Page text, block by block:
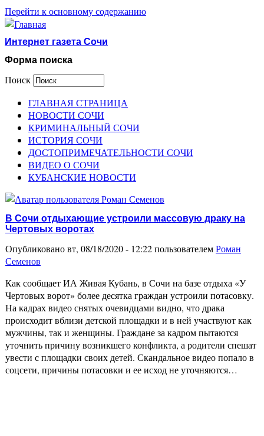
Перейти к основному содержанию
Интернет газета Сочи
Форма поиска
Поиск
ГЛАВНАЯ СТРАНИЦА
НОВОСТИ СОЧИ
КРИМИНАЛЬНЫЙ СОЧИ
ИСТОРИЯ СОЧИ
ДОСТОПРИМЕЧАТЕЛЬНОСТИ СОЧИ
ВИДЕО О СОЧИ
КУБАНСКИЕ НОВОСТИ
В Сочи отдыхающие устроили массовую драку на
Чертовых воротах
Опубликовано вт, 08/18/2020 - 12:22 пользователемРоман
Семенов
Как сообщает ИА Живая Кубань, в Сочи на базе отдыха «У
Чертовых ворот» более десятка граждан устроили потасовку.
На кадрах видео снятых очевидцами видно, что драка
происходит вблизи детской площадки и в ней участвуют как
мужчины, так и женщины. Граждане за кадром пытаются
уточнить причину возникшего конфликта, а родители спешат
увести с площадки своих детей. Скандальное видео попало в
соцсети, причины потасовки и ее исход не уточняются…